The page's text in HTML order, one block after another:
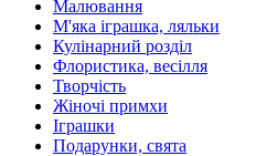
Малювання
М'яка іграшка, ляльки
Кулінарний розділ
Флористика, весілля
Творчість
Жіночі примхи
Іграшки
Подарунки, свята